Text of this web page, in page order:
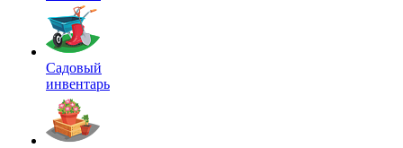
Садовый
инвентарь